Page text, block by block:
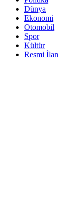
Dünya
Ekonomi
Otomobil
Spor
Kültür
Resmi İlan